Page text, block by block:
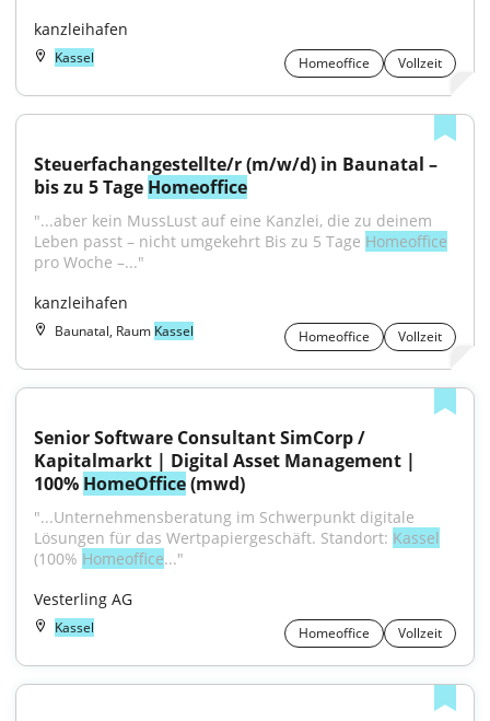
kanzleihafen
Kassel Homeoffice Vollzeit
Steuerfachangestellte/r (m/w/d) in Baunatal –
bis zu 5 Tage Homeoffice
"...aber kein MussLust auf eine Kanzlei, die zu deinem
Leben passt – nicht umgekehrt Bis zu 5 Tage Homeoffice
pro Woche –..."
kanzleihafen
Baunatal, Raum Kassel Homeoffice Vollzeit
Senior Software Consultant SimCorp /
Kapitalmarkt | Digital Asset Management |
100% HomeOffice (mwd)
"...Unternehmensberatung im Schwerpunkt digitale
Lösungen für das Wertpapiergeschäft. Standort: Kassel
(100% Homeoffice..."
Vesterling AG
Kassel Homeoffice Vollzeit